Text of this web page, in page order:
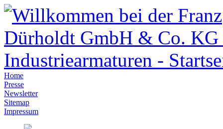
Home
Presse
Newsletter
Sitemap
Impressum